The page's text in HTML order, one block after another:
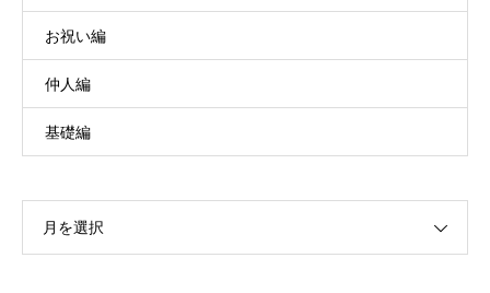
お祝い編
仲人編
基礎編
月を選択